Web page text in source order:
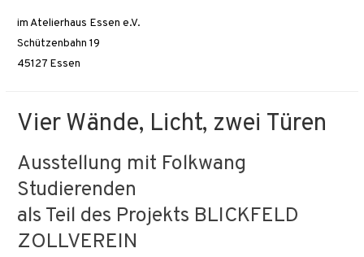
im Atelierhaus Essen e.V.
Schützenbahn 19
45127 Essen
Vier Wände, Licht, zwei Türen
Ausstellung mit Folkwang
Studierenden
als Teil des Projekts BLICKFELD
ZOLLVEREIN